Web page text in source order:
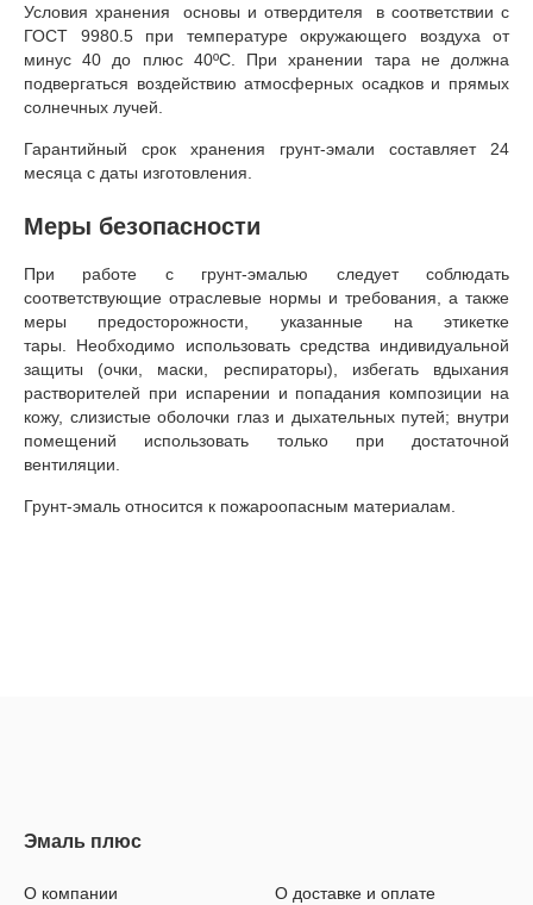
Условия хранения основы и отвердителя в соответствии с
ГОСТ 9980.5 при температуре окружающего воздуха от
минус 40 до плюс 40ºС. При хранении тара не должна
подвергаться воздействию атмосферных осадков и прямых
солнечных лучей.
Гарантийный срок хранения грунт-эмали составляет 24
месяца с даты изготовления.
Меры безопасности
При работе с грунт-эмалью следует соблюдать
соответствующие отраслевые нормы и требования, а также
меры предосторожности, указанные на этикетке
тары. Необходимо использовать средства индивидуальной
защиты (очки, маски, респираторы), избегать вдыхания
растворителей при испарении и попадания композиции на
кожу, слизистые оболочки глаз и дыхательных путей; внутри
помещений использовать только при достаточной
вентиляции.
Грунт-эмаль относится к пожароопасным материалам.
О компании О доставке и оплате